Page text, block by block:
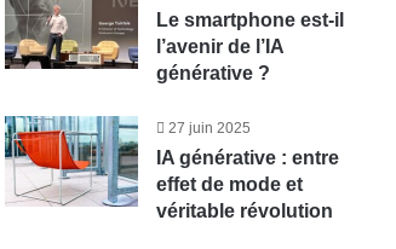
Le smartphone est-il
l’avenir de l’IA
générative ?
27 juin 2025
IA générative : entre
effet de mode et
véritable révolution